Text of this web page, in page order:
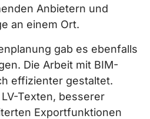
Anbietern und
an einem Ort.
gab es ebenfalls
Die Arbeit mit BIM-
effizienter gestaltet.
Texten, besserer
Exportfunktionen